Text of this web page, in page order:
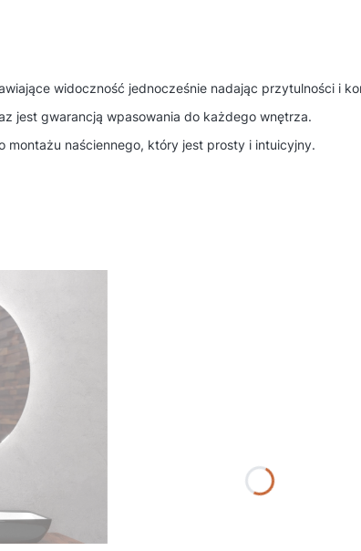
widoczność jednocześnie nadając przytulności i
jest gwarancją wpasowania do każdego wnętrza.
montażu naściennego, który jest prosty i intuicyjny.